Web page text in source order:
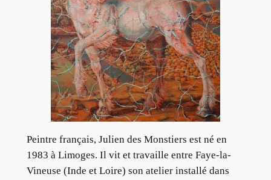
Peintre français, Julien des Monstiers est né en
1983 à Limoges. Il vit et travaille entre Faye-la-
Vineuse (Inde et Loire) son atelier installé dans